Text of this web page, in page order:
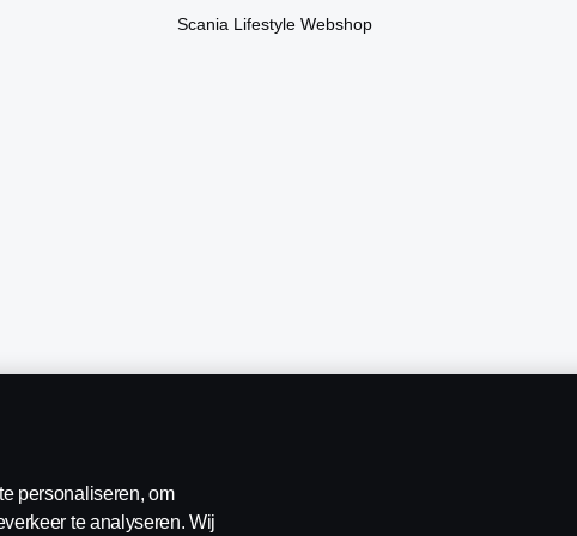
Scania Lifestyle Webshop
personaliseren, om
te analyseren. Wij